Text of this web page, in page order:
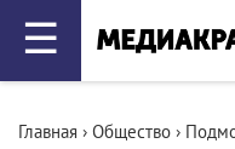
☰
Главная › Общество ›